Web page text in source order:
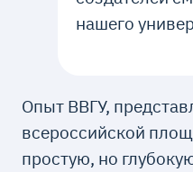
нашего
Опыт ВВГУ,
всероссийской
простую, но